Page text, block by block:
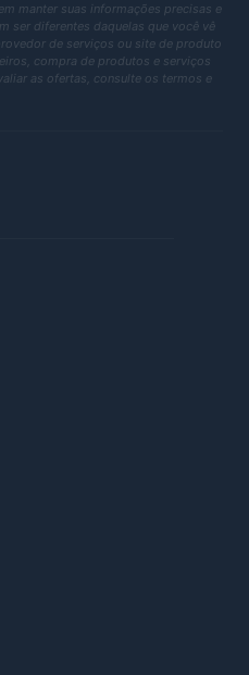
manter suas informações precisas e
ser diferentes daquelas que você vê
de serviços ou site de produto
compra de produtos e serviços
as ofertas, consulte os termos e